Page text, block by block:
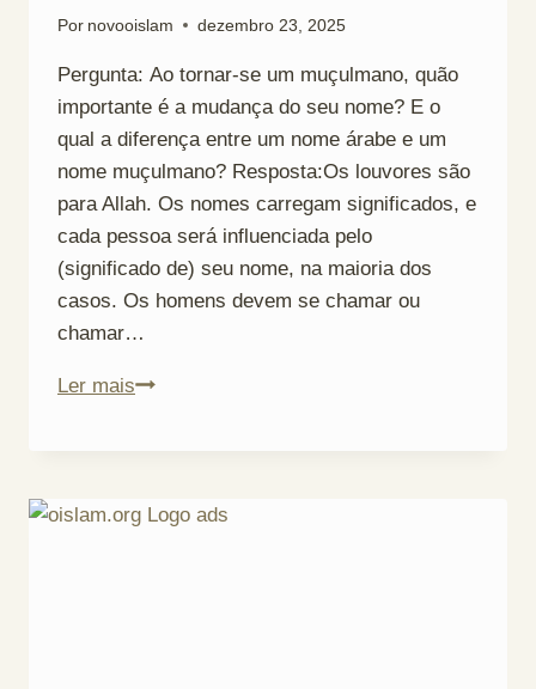
Por novooislam dezembro 23, 2025
Pergunta: Ao tornar-se um muçulmano, quão
importante é a mudança do seu nome? E o
qual a diferença entre um nome árabe e um
nome muçulmano? Resposta:Os louvores são
para Allah. Os nomes carregam significados, e
cada pessoa será influenciada pelo
(significado de) seu nome, na maioria dos
casos. Os homens devem se chamar ou
chamar…
Ler maisQuão
Mudança